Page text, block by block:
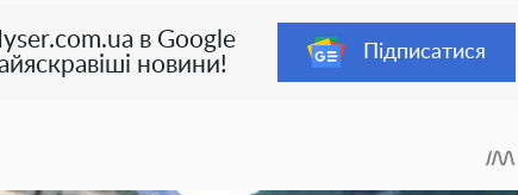
в Google
новини!
Підписатися